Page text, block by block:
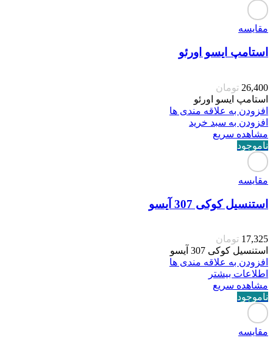
مقایسه
استامپ ایسو اورئو
26,400 تومان
استامپ ایسو اورئو
افزودن به علاقه مندی ها
افزودن به سبد خرید
مشاهده سریع
ناموجود
مقایسه
استنسیل کوکی 307 آیسو
17,325 تومان
استنسیل کوکی 307 آیسو
افزودن به علاقه مندی ها
اطلاعات بیشتر
مشاهده سریع
ناموجود
مقایسه